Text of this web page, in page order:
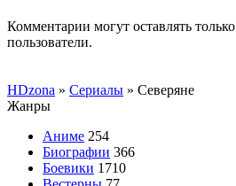
Комментарии могут оставлять только
пользователи.
HDzona » Сериалы » Северяне
Жанры
Аниме 254
Биографии 366
Боевики 1710